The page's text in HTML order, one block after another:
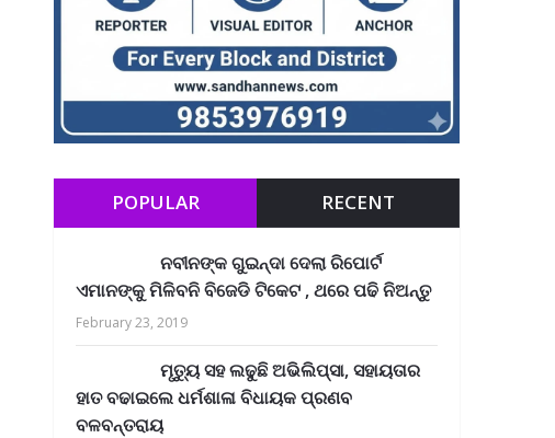
POPULAR RECENT
ନବୀନଙ୍କ ଗୁଇନ୍ଦା ଦେଲା ରିପୋର୍ଟ
ଏମାନଙ୍କୁ ମିଳିବନି ବିଜେଡି ଟିକେଟ , ଥରେ ପଢି ନିଅନ୍ତୁ
February 23, 2019
ମୃତ୍ୟୁ ସହ ଲଢୁଛି ଅଭିଲିପ୍ସା, ସହାୟତାର
ହାତ ବଢାଇଲେ ଧର୍ମଶାଳା ବିଧାୟକ ପ୍ରଣବ
ବଳବନ୍ତରାୟ